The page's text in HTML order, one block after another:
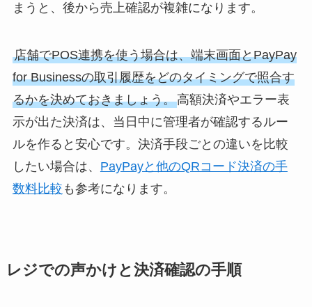
まうと、後から売上確認が複雑になります。
店舗でPOS連携を使う場合は、端末画面とPayPay
for Businessの取引履歴をどのタイミングで照合す
るかを決めておきましょう。高額決済やエラー表
示が出た決済は、当日中に管理者が確認するルー
ルを作ると安心です。決済手段ごとの違いを比較
したい場合は、 PayPayと他のQRコード決済の手
数料比較 も参考になります。
レジでの声かけと決済確認の手順